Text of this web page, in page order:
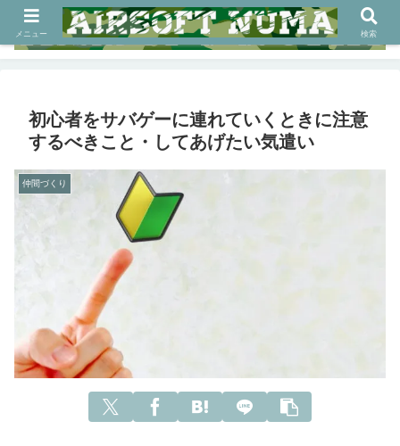
初心者をサバゲーに連れていくときに注意
するべきこと・してあげたい気遣い
仲間づくり
メニュー 検索